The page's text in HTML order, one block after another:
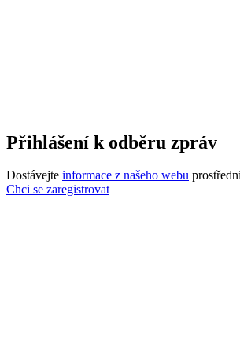
Přihlášení k odběru zpráv
Dostávejte informace z našeho webu
Chci se zaregistrovat